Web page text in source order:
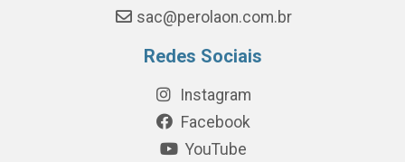
sac@perolaon.com.br
Redes Sociais
Instagram
Facebook
YouTube